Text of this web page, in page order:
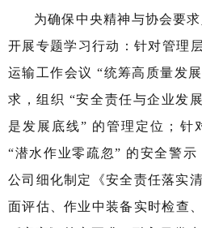
为确保中央精神与协会要
开展专题学习行动：针对管理
运输工作会议 “统筹高质量发
求，组织 “安全责任与企业发
是发展底线” 的管理定位；针
“潜水作业零疏忽” 的安全警示
公司细化制定《安全责任落实
面评估、作业中装备实时检查